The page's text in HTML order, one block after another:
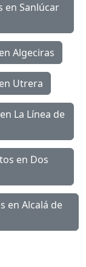
en Sanlúcar
Algeciras
Utrera
La Línea de
en Dos
en Alcalá de